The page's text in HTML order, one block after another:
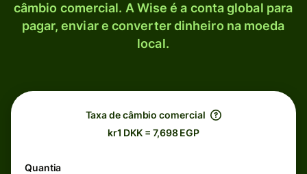
câmbio comercial. A Wise é a conta global para
pagar, enviar e converter dinheiro na moeda
local.
Taxa de câmbio comercial
kr1 DKK = 7,698 EGP
Quantia